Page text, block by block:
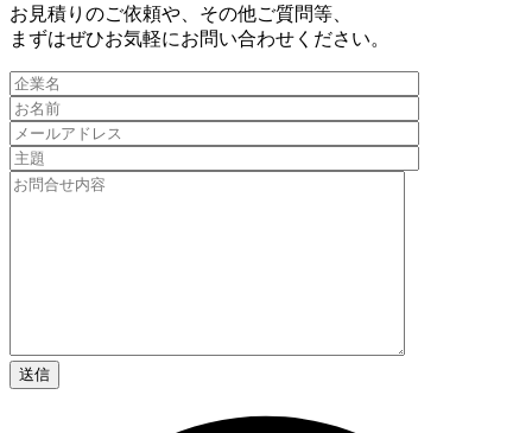
お見積りのご依頼や、その他ご質問等、​
まずはぜひお気軽にお問い合わせください。​